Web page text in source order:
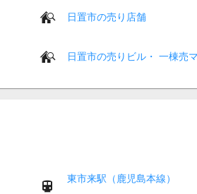
日置市の売り店舗
日置市の売りビル・ 一棟売
東市来駅（鹿児島本線）